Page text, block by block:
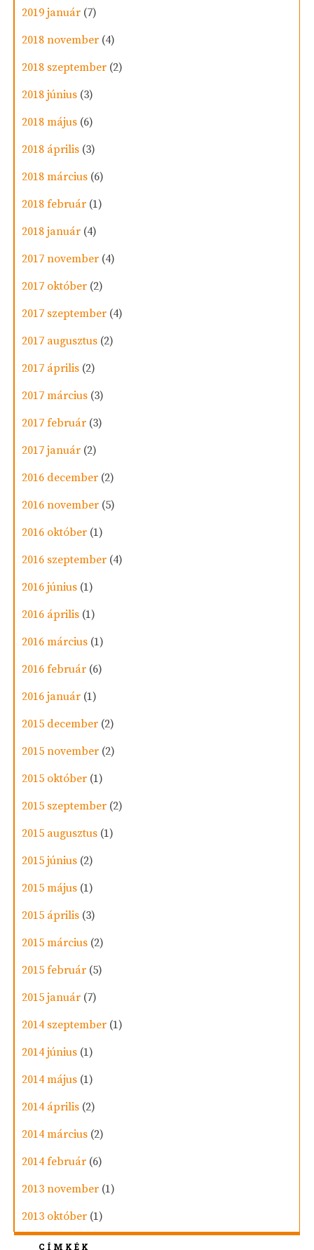
2019 január (7)
2018 november (4)
2018 szeptember (2)
2018 június (3)
2018 május (6)
2018 április (3)
2018 március (6)
2018 február (1)
2018 január (4)
2017 november (4)
2017 október (2)
2017 szeptember (4)
2017 augusztus (2)
2017 április (2)
2017 március (3)
2017 február (3)
2017 január (2)
2016 december (2)
2016 november (5)
2016 október (1)
2016 szeptember (4)
2016 június (1)
2016 április (1)
2016 március (1)
2016 február (6)
2016 január (1)
2015 december (2)
2015 november (2)
2015 október (1)
2015 szeptember (2)
2015 augusztus (1)
2015 június (2)
2015 május (1)
2015 április (3)
2015 március (2)
2015 február (5)
2015 január (7)
2014 szeptember (1)
2014 június (1)
2014 május (1)
2014 április (2)
2014 március (2)
2014 február (6)
2013 november (1)
2013 október (1)
CÍMKÉK